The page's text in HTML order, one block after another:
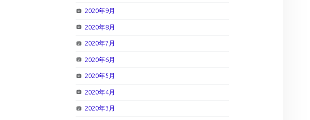
2020年9月
2020年8月
2020年7月
2020年6月
2020年5月
2020年4月
2020年3月